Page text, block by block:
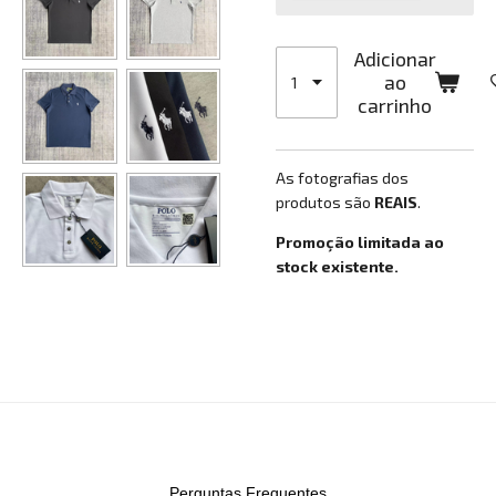
Adicionar
ao
carrinho
As fotografias dos
produtos são REAIS.
Promoção limitada ao
stock existente.
Perguntas Frequentes